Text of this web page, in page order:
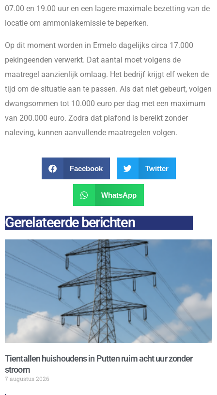
07.00 en 19.00 uur en een lagere maximale bezetting van de
locatie om ammoniakemissie te beperken.
Op dit moment worden in Ermelo dagelijks circa 17.000
pekingeenden verwerkt. Dat aantal moet volgens de
maatregel aanzienlijk omlaag. Het bedrijf krijgt elf weken de
tijd om de situatie aan te passen. Als dat niet gebeurt, volgen
dwangsommen tot 10.000 euro per dag met een maximum
van 200.000 euro. Zodra dat plafond is bereikt zonder
naleving, kunnen aanvullende maatregelen volgen.
Facebook Twitter
WhatsApp
Gerelateerde berichten
Tientallen huishoudens in Putten ruim acht uur zonder
stroom
7 augustus 2026